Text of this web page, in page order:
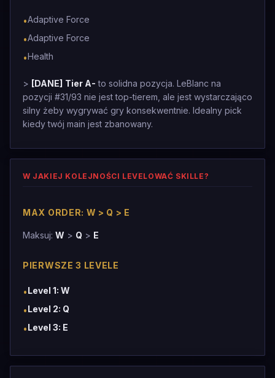
•Adaptive Force
•Adaptive Force
•Health
> [DANE] Tier A- to solidna pozycja. LeBlanc na
pozycji #31/93 nie jest top-tierem, ale jest wystarczająco
silny żeby wygrywać gry konsekwentnie. Idealny pick
kiedy twój main jest zbanowany.
W JAKIEJ KOLEJNOŚCI LEVELOWAĆ SKILLE?
MAX ORDER: W > Q > E
Maksuj: W > Q > E
PIERWSZE 3 LEVELE
•Level 1: W
•Level 2: Q
•Level 3: E